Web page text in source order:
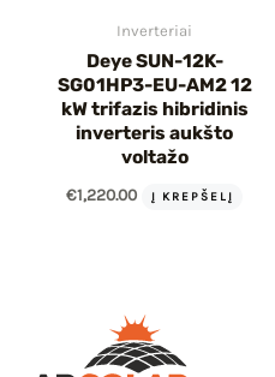
Inverteriai
Deye SUN-12K-
SG01HP3-EU-AM2 12
kW trifazis hibridinis
inverteris aukšto
voltažo
€1,220.00 Į KREPŠELĮ